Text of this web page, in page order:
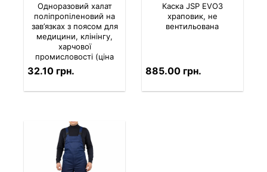
Одноразовий халат
поліпропіленовий на
зав’язках з поясом для
медицини, клінінгу,
харчової
промисловості (ціна
32.10 грн.
Каска JSP EVO3
храповик, не
вентильована
885.00 грн.